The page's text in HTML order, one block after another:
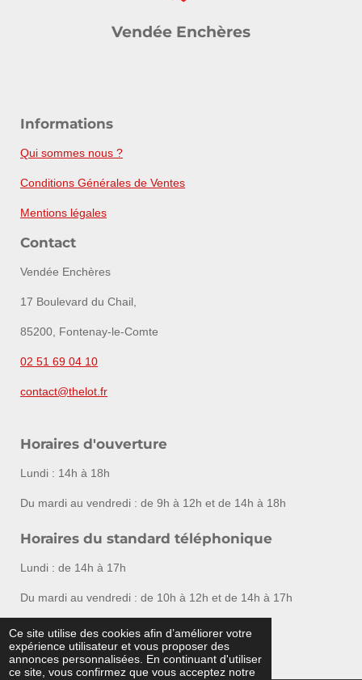
Ce site utilise des cookies afin d’améliorer votre
expérience utilisateur et vous proposer des
annonces personnalisées. En continuant d'utiliser
ce site, vous confirmez que vous acceptez notre
Vendée Enchères
Informations
Qui sommes nous ?
Conditions Générales de Ventes
Mentions légales
Contact
Vendée Enchères
17 Boulevard du Chail,
85200, Fontenay-le-Comte
02 51 69 04 10
contact@thelot.fr
Horaires d'ouverture
Lundi : 14h à 18h
Du mardi au vendredi : de 9h à 12h et de 14h à 18h
Horaires du standard téléphonique
Lundi : de 14h à 17h
Du mardi au vendredi : de 10h à 12h et de 14h à 17h
F
a
c
I
n
s
© Vendée Enchères - Agrément 2002-260